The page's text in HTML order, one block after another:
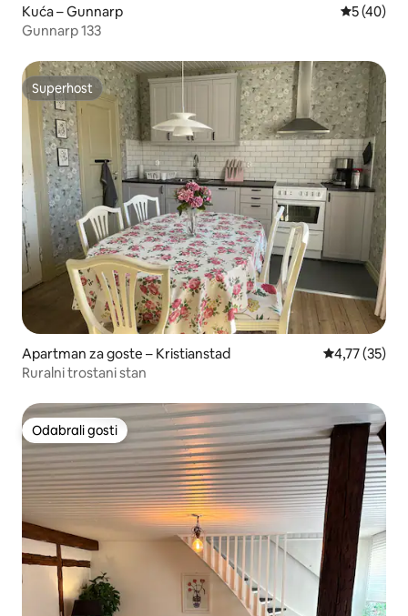
Kuća – Gunnarp Prosječna
5 (40)
Gunnarp 133
Superhost
Superhost
Apartman za goste – Kristianstad Prosječna
4,77 (35)
Ruralni trostani stan
Odabrali gosti
Odabrali gosti